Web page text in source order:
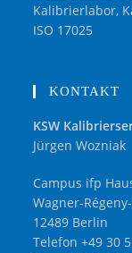
Kalibrierlabor,
ISO 17025
KONTAKT
KSW
Jürgen Wozniak
Campus ifp
Wagner-
12489 Berlin
Telefon +49 30